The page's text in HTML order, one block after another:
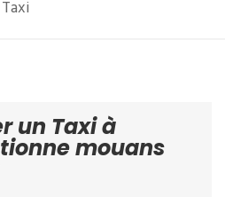
un Taxi à
mouans